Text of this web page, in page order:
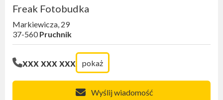
Freak Fotobudka
Markiewicza, 29
37-560Pruchnik
xxx xxx xxx pokaż
Wyślij wiadomość